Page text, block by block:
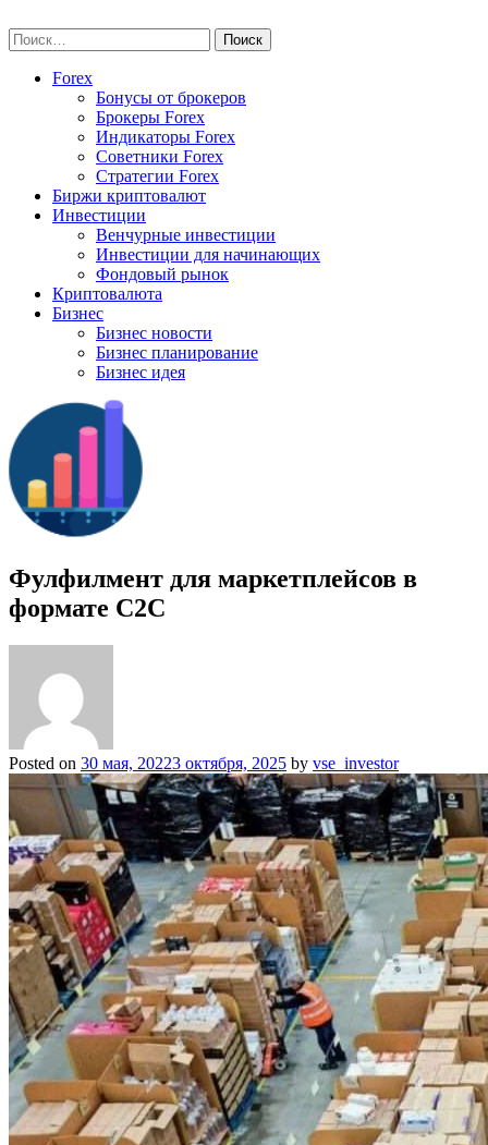
to
content
Найти:
Forex
Бонусы от брокеров
Брокеры Forex
Индикаторы Forex
Советники Forex
Стратегии Forex
Биржи криптовалют
Инвестиции
Венчурные инвестиции
Инвестиции для начинающих
Фондовый рынок
Криптовалюта
Бизнес
Бизнес новости
Бизнес планирование
Бизнес идея
Фулфилмент для маркетплейсов в
формате C2C
Posted on 30 мая, 20223 октября, 2025 by vse_investor